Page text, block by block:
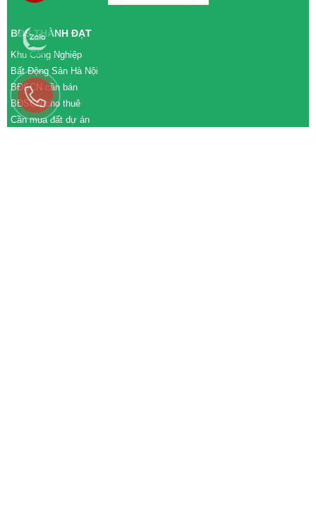
BĐS THÀNH ĐẠT
Khu Công Nghiệp
Bất Động Sản Hà Nội
BĐSCN cần bán
BĐSCN cho thuê
Cần mua đất dự án